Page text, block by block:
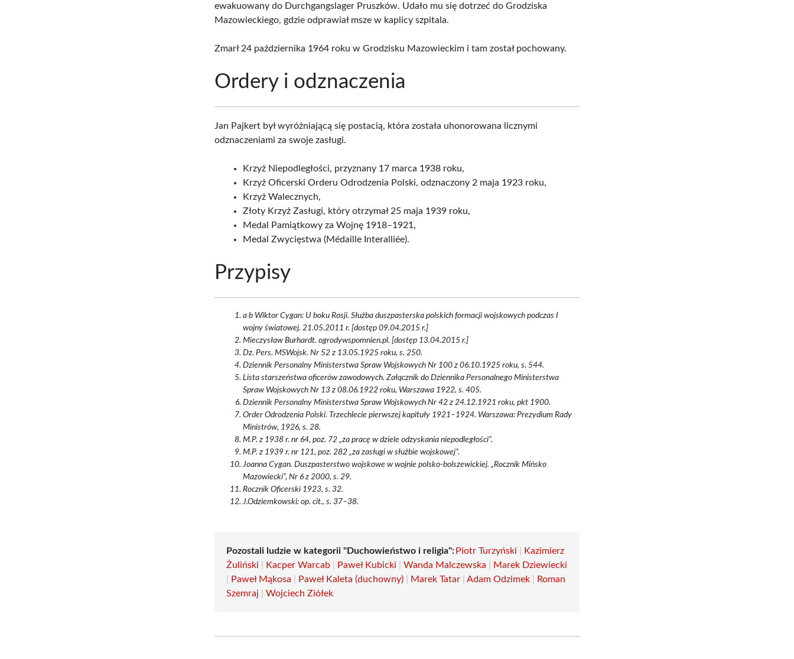
ewakuowany do Durchgangslager Pruszków. Udało mu się dotrzeć do Grodziska
Mazowieckiego, gdzie odprawiał msze w kaplicy szpitala.
Zmarł 24 października 1964 roku w Grodzisku Mazowieckim i tam został pochowany.
Ordery i odznaczenia
Jan Pajkert był wyróżniającą się postacią, która została uhonorowana licznymi
odznaczeniami za swoje zasługi.
Krzyż Niepodległości, przyznany 17 marca 1938 roku,
Krzyż Oficerski Orderu Odrodzenia Polski, odznaczony 2 maja 1923 roku,
Krzyż Walecznych,
Złoty Krzyż Zasługi, który otrzymał 25 maja 1939 roku,
Medal Pamiątkowy za Wojnę 1918–1921,
Medal Zwycięstwa (Médaille Interalliée).
Przypisy
a b Wiktor Cygan: U boku Rosji. Służba duszpasterska polskich formacji wojskowych podczas I
wojny światowej. 21.05.2011 r. [dostęp 09.04.2015 r.]
Mieczysław Burhardt. ogrodywspomnien.pl. [dostęp 13.04.2015 r.]
Dz. Pers. MSWojsk. Nr 52 z 13.05.1925 roku, s. 250.
Dziennik Personalny Ministerstwa Spraw Wojskowych Nr 100 z 06.10.1925 roku, s. 544.
Lista starszeństwa oficerów zawodowych. Załącznik do Dziennika Personalnego Ministerstwa
Spraw Wojskowych Nr 13 z 08.06.1922 roku, Warszawa 1922, s. 405.
Dziennik Personalny Ministerstwa Spraw Wojskowych Nr 42 z 24.12.1921 roku, pkt 1900.
Order Odrodzenia Polski. Trzechlecie pierwszej kapituły 1921–1924. Warszawa: Prezydium Rady
Ministrów, 1926, s. 28.
M.P. z 1938 r. nr 64, poz. 72 „za pracę w dziele odzyskania niepodległości”.
M.P. z 1939 r. nr 121, poz. 282 „za zasługi w służbie wojskowej”.
Joanna Cygan. Duszpasterstwo wojskowe w wojnie polsko-bolszewickiej. „Rocznik Mińsko
Mazowiecki”, Nr 6 z 2000, s. 29.
Rocznik Oficerski 1923, s. 32.
J.Odziemkowski: op. cit., s. 37–38.
Pozostali ludzie w kategorii "Duchowieństwo i religia":Piotr Turzyński
Kazimierz
Żuliński
Kacper Warcab Paweł Kubicki |Wanda Malczewska
Marek Dziewiecki
Paweł Mąkosa Paweł Kaleta (duchowny) Marek Tatar |Adam Odzimek
Roman
Szemraj |Wojciech Ziółek